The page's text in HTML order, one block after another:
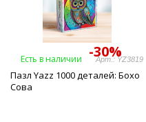
-30%
Есть в наличии Арт.: YZ3819
Пазл Yazz 1000 деталей: Бохо
Сова